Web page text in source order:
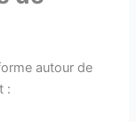
autour de
: